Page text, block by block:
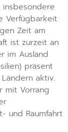
Verfügbarkeit
Zeit am
ist zurzeit an
im Ausland
präsent
aktiv.
mit Vorrang
und Raumfahrt